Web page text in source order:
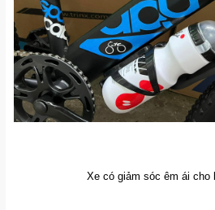
Xe có giảm sóc êm ái cho